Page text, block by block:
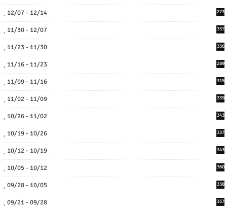
12/07 - 12/14 273
11/30 - 12/07 337
11/23 - 11/30 336
11/16 - 11/23 289
11/09 - 11/16 315
11/02 - 11/09 339
10/26 - 11/02 343
10/19 - 10/26 337
10/12 - 10/19 343
10/05 - 10/12 360
09/28 - 10/05 338
09/21 - 09/28 357